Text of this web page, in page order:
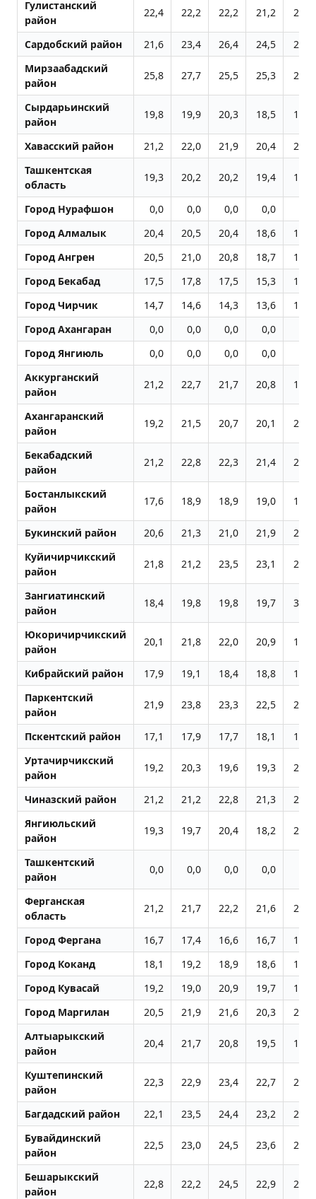
Гулистанский
район
22,4 22,2 22,2 21,2 22,8
Сардобский район 21,6 23,4 26,4 24,5
22,0
Мирзаабадский
район
25,8 27,7 25,5 25,3 25,6
Сырдарьинский
район
19,8 19,9 20,3 18,5 19,6
Хавасский район 21,2 22,0 21,9 20,4
20,1
Ташкентская
область
19,3 20,2 20,2 19,4 18,5
Город Нурафшон 0,0 0,0 0,0 0,0
Город Алмалык
20,4 20,5 20,4 18,6
18,4
Город Ангрен
20,5 21,0 20,8 18,7
18,4
Город Бекабад
17,5 17,8 17,5 15,3
17,1
Город Чиpчик
14,7 14,6 14,3 13,6
13,6
Город Ахангаран
0,0 0,0 0,0 0,0
Город Янгиюль
0,0 0,0 0,0 0,0
Аккурганский
район
21,2 22,7 21,7 20,8 19,9
Ахангаранский
район
19,2 21,5 20,7 20,1 26,6
Бекабадский
район
21,2 22,8 22,3 21,4 21,2
Бостанлыкский
район
17,6 18,9 18,9 19,0 16,6
Букинский район 20,6 21,3 21,0 21,9
20,1
Куйичирчикский
район
21,8 21,2 23,5 23,1 20,1
Зангиатинский
район
18,4 19,8 19,8 19,7 35,5
Юкоричирчикский
район
20,1 21,8 22,0 20,9 19,4
Кибрайский район 17,9 19,1 18,4 18,8
17,2
Паркентский
район
21,9 23,8 23,3 22,5 21,8
Пскентский район 17,1 17,9 17,7 18,1
17,9
Уртачирчикский
район
19,2 20,3 19,6 19,3 24,7
Чиназский район 21,2 21,2 22,8 21,3
20,3
Янгиюльский
район
19,3 19,7 20,4 18,2 23,3
Ташкентский
район
0,0 0,0 0,0 0,0
Ферганская
область
21,2 21,7 22,2 21,6 20,3
Город Фергана 16,7 17,4 16,6 16,7
15,9
Город Коканд
18,1 19,2 18,9 18,6
16,7
Город Кувасай
19,2 19,0 20,9 19,7
19,5
Город Маpгилан
20,5 21,9 21,6 20,3
20,2
Алтыарыкский
район
20,4 21,7 20,8 19,5 19,5
Куштепинский
район
22,3 22,9 23,4 22,7 22,4
Багдадский район 22,1 23,5 24,4 23,2
21,6
Бувайдинский
район
22,5 23,0 24,5 23,6 20,6
Бешарыкский
район
22,8 22,2 24,5 22,9 20,2